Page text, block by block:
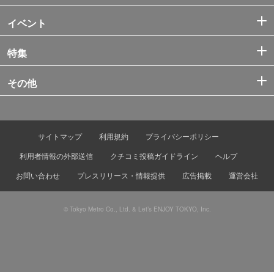
イベント
特集
その他
サイトマップ 利用規約
プライバシーポリシー
利用者情報の外部送信
クチコミ投稿ガイドライン
ヘルプ
お問い合わせ
プレスリリース・情報提供 広告掲載 運営会社
© Tokyo Metro Co., Ltd. & Let’s ENJOY TOKYO, Inc.